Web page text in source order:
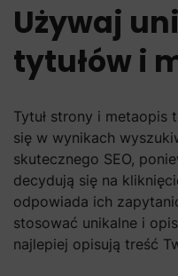
Używaj
tytułów i
Tytuł strony i metaopis
się w wynikach
skutecznego SEO,
decydują się na
odpowiada ich
stosować unikalne i
najlepiej opisują treść